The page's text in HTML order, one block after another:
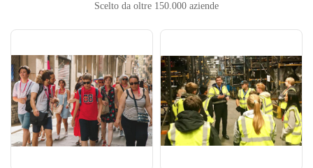
Scelto da oltre 150.000 aziende